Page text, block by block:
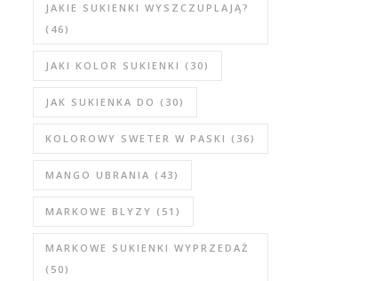
JAKIE SUKIENKI WYSZCZUPLAJĄ?
(46)
JAKI KOLOR SUKIENKI (30)
JAK SUKIENKA DO (30)
KOLOROWY SWETER W PASKI (36)
MANGO UBRANIA (43)
MARKOWE BLYZY (51)
MARKOWE SUKIENKI WYPRZEDAŻ
(50)